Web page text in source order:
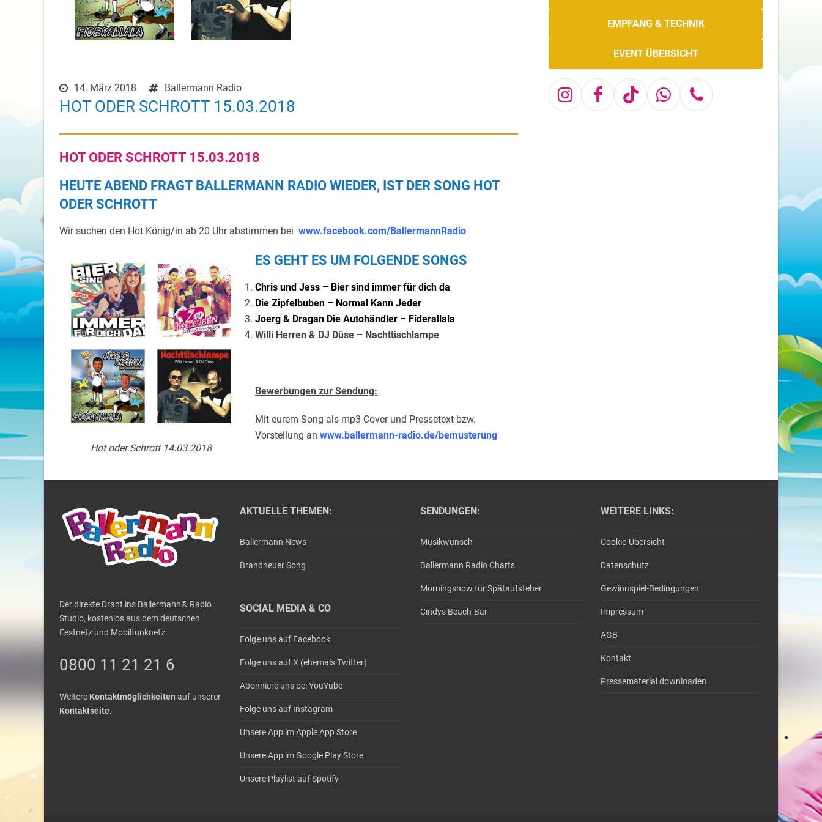
14. März 2018 Ballermann Radio
HOT ODER SCHROTT 15.03.2018
HOT ODER SCHROTT 15.03.2018
HEUTE ABEND FRAGT BALLERMANN RADIO WIEDER, IST DER SONG HOT
ODER SCHROTT
Wir suchen den Hot König/in ab 20 Uhr abstimmen bei www.facebook.com/BallermannRadio
Hot oder Schrott 14.03.2018
ES GEHT ES UM FOLGENDE SONGS
Chris und Jess – Bier sind immer für dich da
Die Zipfelbuben – Normal Kann Jeder
Joerg & Dragan Die Autohändler – Fiderallala
Willi Herren & DJ Düse – Nachttischlampe
Bewerbungen zur Sendung:
Mit eurem Song als mp3 Cover und Pressetext bzw.
Vorstellung an www.ballermann-radio.de/bemusterung
EMPFANG & TECHNIK
EVENT ÜBERSICHT
Instagram
Facebook
TiktokWhatsapp
Telefon
Der direkte Draht ins Ballermann® Radio
Studio, kostenlos aus dem deutschen
Festnetz und Mobilfunknetz:
0800 11 21 21 6
Weitere Kontaktmöglichkeiten auf unserer
Kontaktseite.
AKTUELLE THEMEN:
Ballermann News
Brandneuer Song
SOCIAL MEDIA & CO
Folge uns auf Facebook
Folge uns auf X (ehemals Twitter)
Abonniere uns bei YouYube
Folge uns auf Instagram
Unsere App im Apple App Store
Unsere App im Google Play Store
Unsere Playlist auf Spotify
SENDUNGEN:
Musikwunsch
Ballermann Radio Charts
Morningshow für Spätaufsteher
Cindys Beach-Bar
WEITERE LINKS:
Cookie-Übersicht
Datenschutz
Gewinnspiel-Bedingungen
Impressum
AGB
Kontakt
Pressematerial downloaden